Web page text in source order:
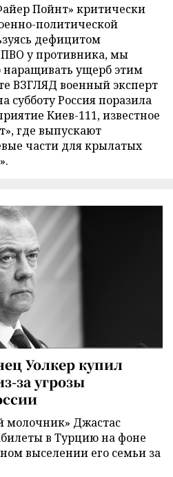
Пойнт» критически
политической
дефицитом
у противника, мы
ущерб этим
ВЗГЛЯД военный эксперт
субботу Россия поразила
Киев-111, известное
где выпускают
части для крылатых
Уолкер купил
за угрозы
молочник» Джастас
в Турцию на фоне
выселении его семьи за